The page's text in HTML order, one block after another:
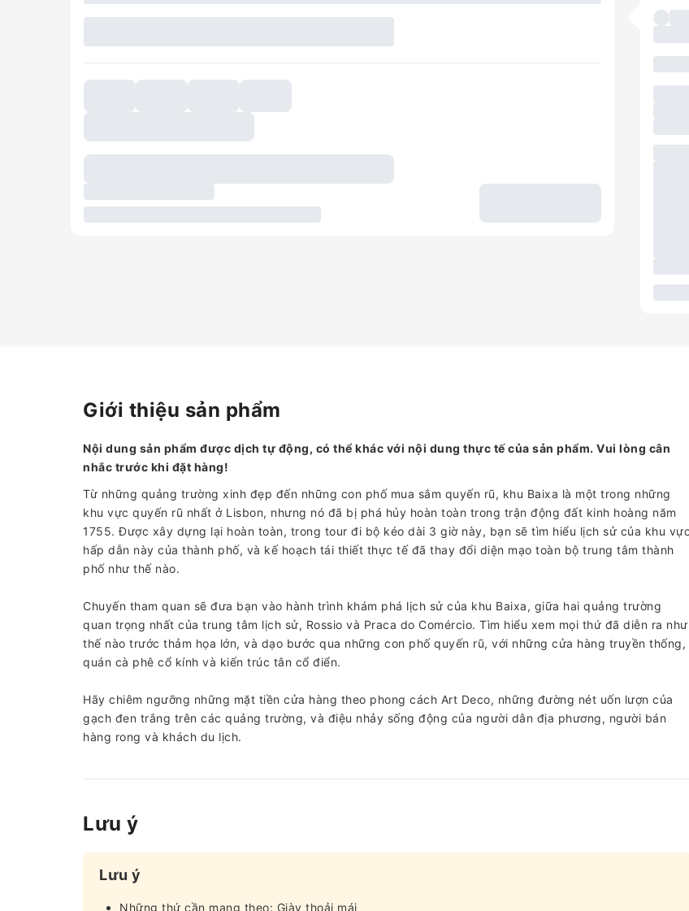
Giới thiệu sản phẩm
Nội dung sản phẩm được dịch tự động, có thể khác với nội dung thực tế của sản phẩm. Vui lòng cân
nhắc trước khi đặt hàng!
Từ những quảng trường xinh đẹp đến những con phố mua sắm quyến rũ, khu Baixa là một trong những
khu vực quyến rũ nhất ở Lisbon, nhưng nó đã bị phá hủy hoàn toàn trong trận động đất kinh hoàng năm
1755. Được xây dựng lại hoàn toàn, trong tour đi bộ kéo dài 3 giờ này, bạn sẽ tìm hiểu lịch sử của khu vực
hấp dẫn này của thành phố, và kế hoạch tái thiết thực tế đã thay đổi diện mạo toàn bộ trung tâm thành
phố như thế nào.
Chuyến tham quan sẽ đưa bạn vào hành trình khám phá lịch sử của khu Baixa, giữa hai quảng trường
quan trọng nhất của trung tâm lịch sử, Rossio và Praca do Comércio. Tìm hiểu xem mọi thứ đã diễn ra như
thế nào trước thảm họa lớn, và dạo bước qua những con phố quyến rũ, với những cửa hàng truyền thống,
quán cà phê cổ kính và kiến ​​trúc tân cổ điển.
Hãy chiêm ngưỡng những mặt tiền cửa hàng theo phong cách Art Deco, những đường nét uốn lượn của
gạch đen trắng trên các quảng trường, và điệu nhảy sống động của người dân địa phương, người bán
hàng rong và khách du lịch.
Lưu ý
Lưu ý
Những thứ cần mang theo: Giày thoải mái